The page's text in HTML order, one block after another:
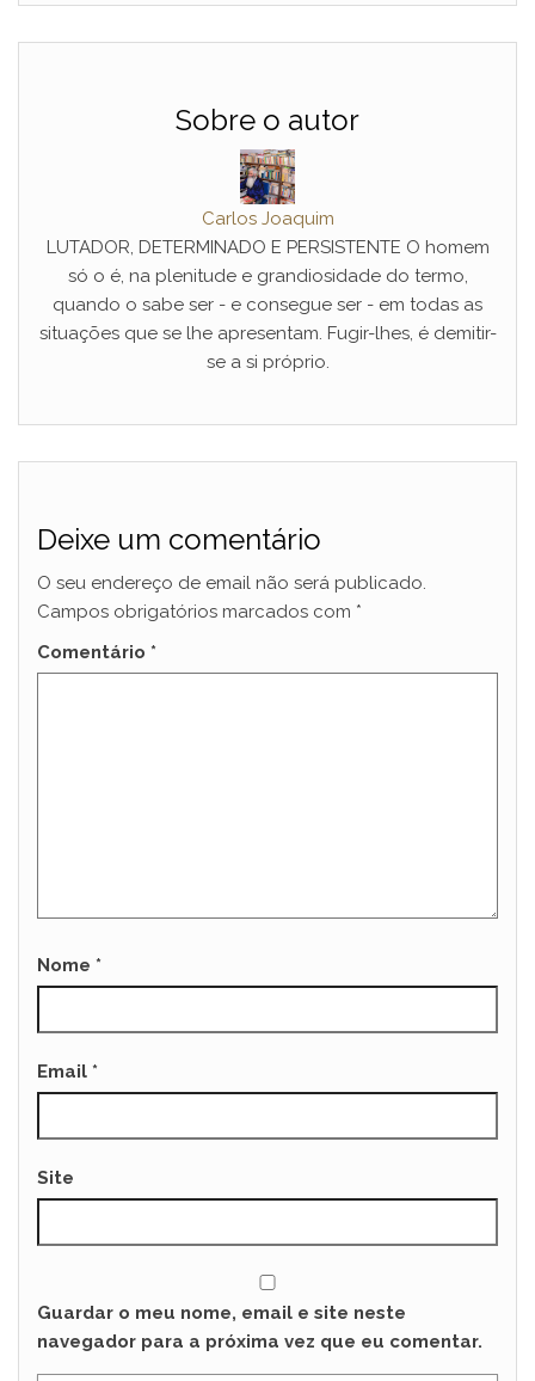
Sobre o autor
Carlos Joaquim
LUTADOR, DETERMINADO E PERSISTENTE O homem
só o é, na plenitude e grandiosidade do termo,
quando o sabe ser - e consegue ser - em todas as
situações que se lhe apresentam. Fugir-lhes, é demitir-
se a si próprio.
Deixe um comentário
O seu endereço de email não será publicado.
Campos obrigatórios marcados com *
Comentário *
Nome *
Email *
Site
Guardar o meu nome, email e site neste
navegador para a próxima vez que eu comentar.